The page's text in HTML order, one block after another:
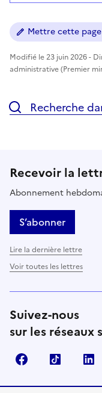
Mettre cette
Modifié le 23 juin 2026 -
administrative (Premier
Recherche
Recevoir la
Abonnement
S’abonner
Lire la dernière lettre
Voir toutes les lettres
Suivez-nous
sur les réseaux
FacebookTikTok